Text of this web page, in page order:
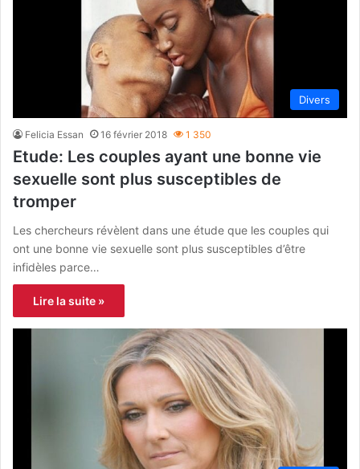
Divers
Felicia Essan 16 février 2018 1 350
Etude: Les couples ayant une bonne vie
sexuelle sont plus susceptibles de
tromper
Les chercheurs révèlent dans une étude que les couples qui
ont une bonne vie sexuelle sont plus susceptibles d’être
infidèles parce…
Lire la suite »